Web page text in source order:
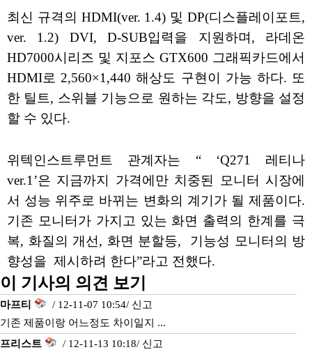
최신 규격의 HDMI(ver. 1.4) 및 DP(디스플레이포트,
ver. 1.2) DVI, D-SUB입력을 지원하며, 라데온
HD7000시리즈 및 지포스 GTX600 그래픽카드에서
HDMI로 2,560×1,440 해상도 구현이 가능 하다. 또
한 틸트, 스위블 기능으로 원하는 각도, 방향을 설정
할 수 있다.
위텍인스트루먼트 관계자는 “ ‘Q271 레티나
ver.1’은 지금까지 가격에만 치중된 모니터 시장에
서 성능 위주로 바뀌는 변화의 계기가 될 제품이다.
기존 모니터가 가지고 있는 화면 출력의 한계를 극
복, 화질의 개선, 화면 분할등, 기능성 모니터의 방
향성을 제시하려 한다”라고 전했다.
이 기사의 의견 보기
마프티 / 12-11-07 10:54/ 신고
기존 제품이랑 어느정도 차이일지 ...
프리스트
/ 12-11-13 10:18/ 신고